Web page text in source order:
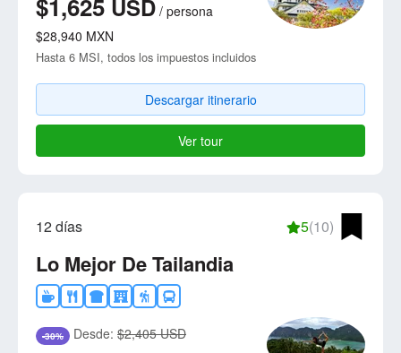
$1,625 USD / persona
$28,940 MXN
Hasta 6 MSI, todos los impuestos incluidos
Descargar itinerario
Ver tour
12 días 5(10)
Lo Mejor De Tailandia
-30% Desde: $2,405 USD